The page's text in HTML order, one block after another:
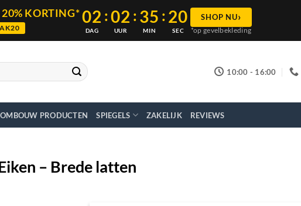
20% KORTING*02
DAG
: 02
UUR
: 35
MIN
: 18
SEC
SHOP NU›
*op gevelbekleding
10:00 - 16:00
OMBOUW PRODUCTEN SPIEGELS ZAKELIJK REVIEWS
– Brede latten